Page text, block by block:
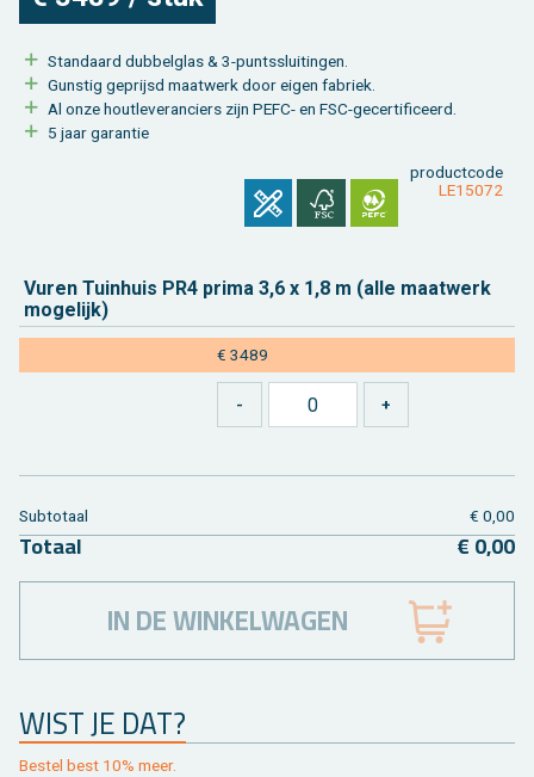
Stan­daard dub­bel­glas & 3-punts­slui­tin­gen.
Gun­stig ge­prijsd maat­werk door eigen fa­briek.
Al onze hout­le­ve­ran­ciers zijn PEFC- en FSC-ge­cer­ti­fi­ceerd.
5 jaar ga­ran­tie
product­code
LE15072
Vuren Tuin­huis PR4 prima 3,6 x 1,8 m (alle maat­werk
mo­ge­lijk)
€ 3489
WIST JE DAT?
Be­stel best 10% meer.
Sub­to­taal € 0,00
To­taal € 0,00
IN DE WINKELWAGEN